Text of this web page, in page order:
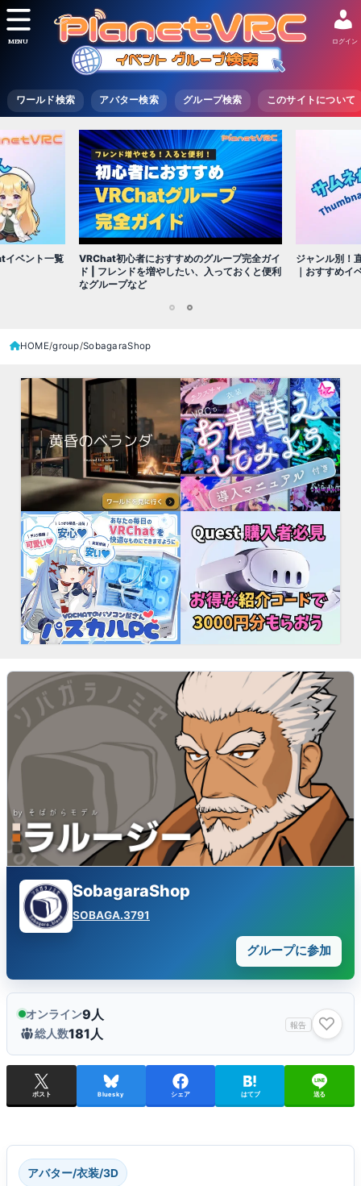
ワールド検索 アバター検索 グループ検索 このサイトについて
ログイン
MENU
イベント一覧
VRChat初心者におすすめのグループ完全ガイ
ド | フレンドを増やしたい、入っておくと便利
なグループなど
ジャンル別！
｜おすすめイ
HOME group SobagaraShop
SobagaraShop
SOBAGA.3791
グループに参加
オンライン9人
総人数181人
報告 ♡
ポスト Bluesky シェア はてブ 送る
アバター/衣装/3D